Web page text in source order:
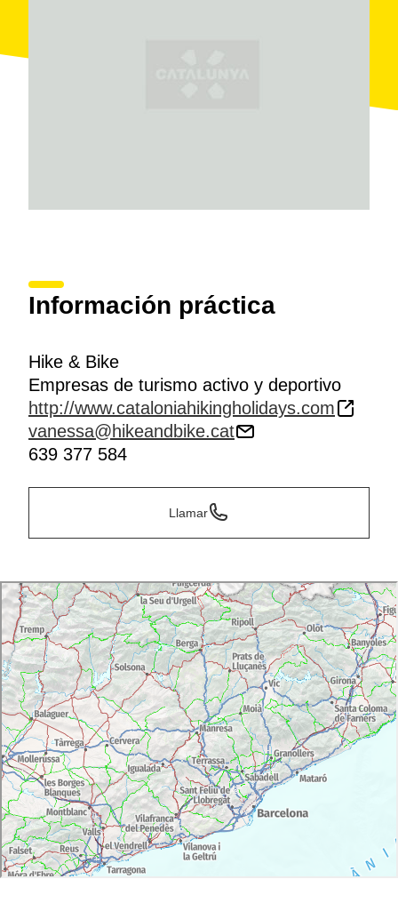
Información práctica
Hike & Bike
Empresas de turismo activo y deportivo
http://www.cataloniahikingholidays.com
vanessa@hikeandbike.cat
639 377 584
Llamar